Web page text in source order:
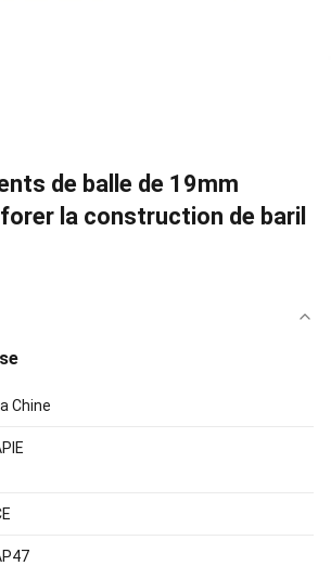
de balle de 19mm
la construction de baril
Chine